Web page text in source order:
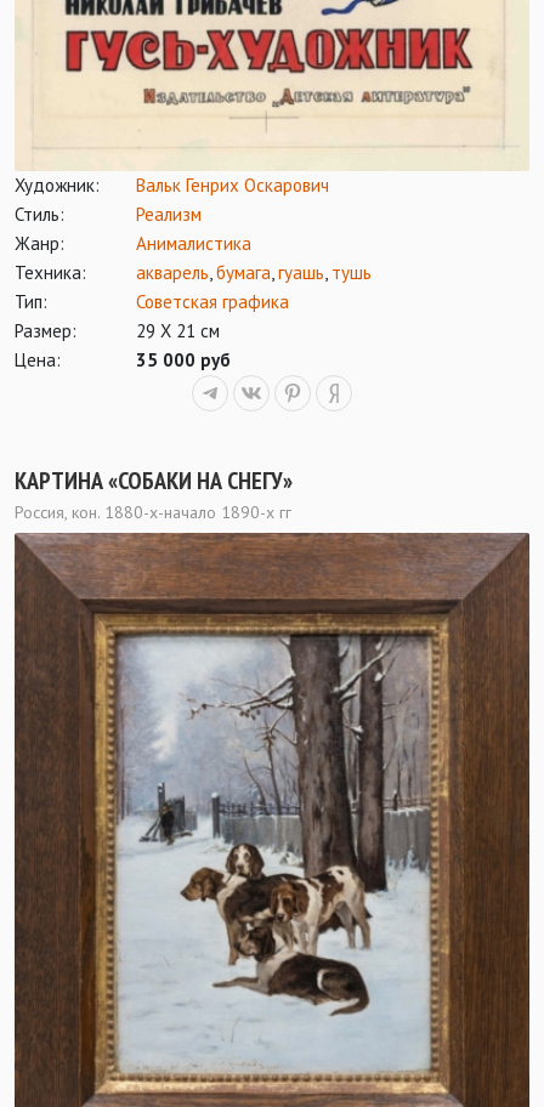
Художник:
Вальк Генрих Оскарович
Стиль:
Реализм
Жанр:
Анималистика
Техника:
акварель,бумага,гуашь, тушь
Тип:
Советская графика
Размер:
29 Х 21 см
Цена:
35 000 руб
КАРТИНА «СОБАКИ НА СНЕГУ»
Россия, кон. 1880-х-начало 1890-х гг